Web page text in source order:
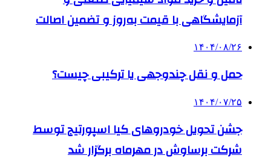
آزمایشگاهی با قیمت به‌روز و تضمین اصالت
۱۴۰۴/۰۸/۲۶
حمل و نقل چندوجهی یا ترکیبی چیست؟
۱۴۰۴/۰۷/۲۵
جشن تحویل خودروهای کیا اسپورتیج توسط
شرکت برساوش در مهرماه برگزار شد